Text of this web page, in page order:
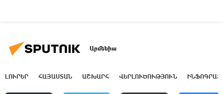
Արմենիա
ԼՈՒՐԵՐ ՀԱՅԱՍՏԱՆ ԱՇԽԱՐՀ ՎԵՐԼՈՒԾՈՒԹՅՈՒՆ